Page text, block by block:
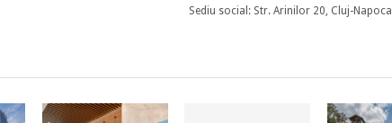
Sediu social: Str. Arinilor 20, Cluj-Napoca